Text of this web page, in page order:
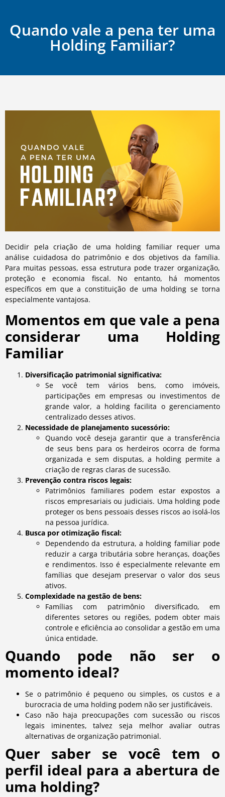
Quando vale a pena ter uma
Holding Familiar?
Decidir pela criação de uma holding familiar requer uma
análise cuidadosa do patrimônio e dos objetivos da família.
Para muitas pessoas, essa estrutura pode trazer organização,
proteção e economia fiscal. No entanto, há momentos
específicos em que a constituição de uma holding se torna
especialmente vantajosa.
Momentos em que vale a pena
considerar uma Holding
Familiar
Diversificação patrimonial significativa:
Se você tem vários bens, como imóveis,
participações em empresas ou investimentos de
grande valor, a holding facilita o gerenciamento
centralizado desses ativos.
Necessidade de planejamento sucessório:
Quando você deseja garantir que a transferência
de seus bens para os herdeiros ocorra de forma
organizada e sem disputas, a holding permite a
criação de regras claras de sucessão.
Prevenção contra riscos legais:
Patrimônios familiares podem estar expostos a
riscos empresariais ou judiciais. Uma holding pode
proteger os bens pessoais desses riscos ao isolá-los
na pessoa jurídica.
Busca por otimização fiscal:
Dependendo da estrutura, a holding familiar pode
reduzir a carga tributária sobre heranças, doações
e rendimentos. Isso é especialmente relevante em
famílias que desejam preservar o valor dos seus
ativos.
Complexidade na gestão de bens:
Famílias com patrimônio diversificado, em
diferentes setores ou regiões, podem obter mais
controle e eficiência ao consolidar a gestão em uma
única entidade.
Quando pode não ser o
momento ideal?
Se o patrimônio é pequeno ou simples, os custos e a
burocracia de uma holding podem não ser justificáveis.
Caso não haja preocupações com sucessão ou riscos
legais iminentes, talvez seja melhor avaliar outras
alternativas de organização patrimonial.
Quer saber se você tem o
perfil ideal para a abertura de
uma holding?